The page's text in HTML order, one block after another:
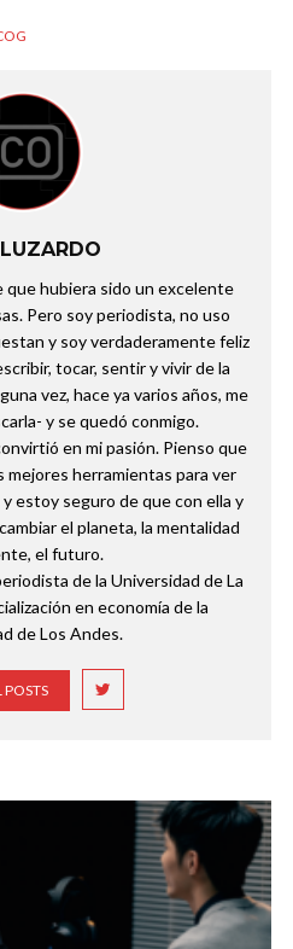
hubiera sido un excelente
Pero soy periodista, no uso
y soy verdaderamente feliz
tocar, sentir y vivir de la
vez, hace ya varios años, me
y se quedó conmigo.
en mi pasión. Pienso que
mejores herramientas para ver
estoy seguro de que con ella y
el planeta, la mentalidad
el futuro.
de la Universidad de La
en economía de la
de Los Andes.